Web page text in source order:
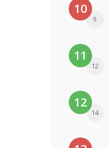
10
9
11
12
12
14